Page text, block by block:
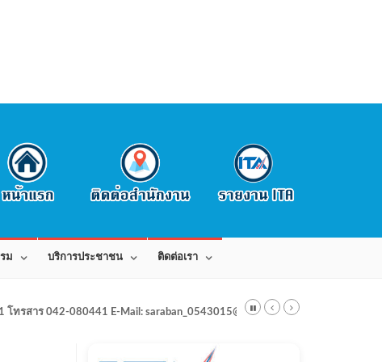
ม บริการประชาชน ติดต่อเรา
รสาร 042-080441 E-Mail: saraban_0543015@dla.go.th